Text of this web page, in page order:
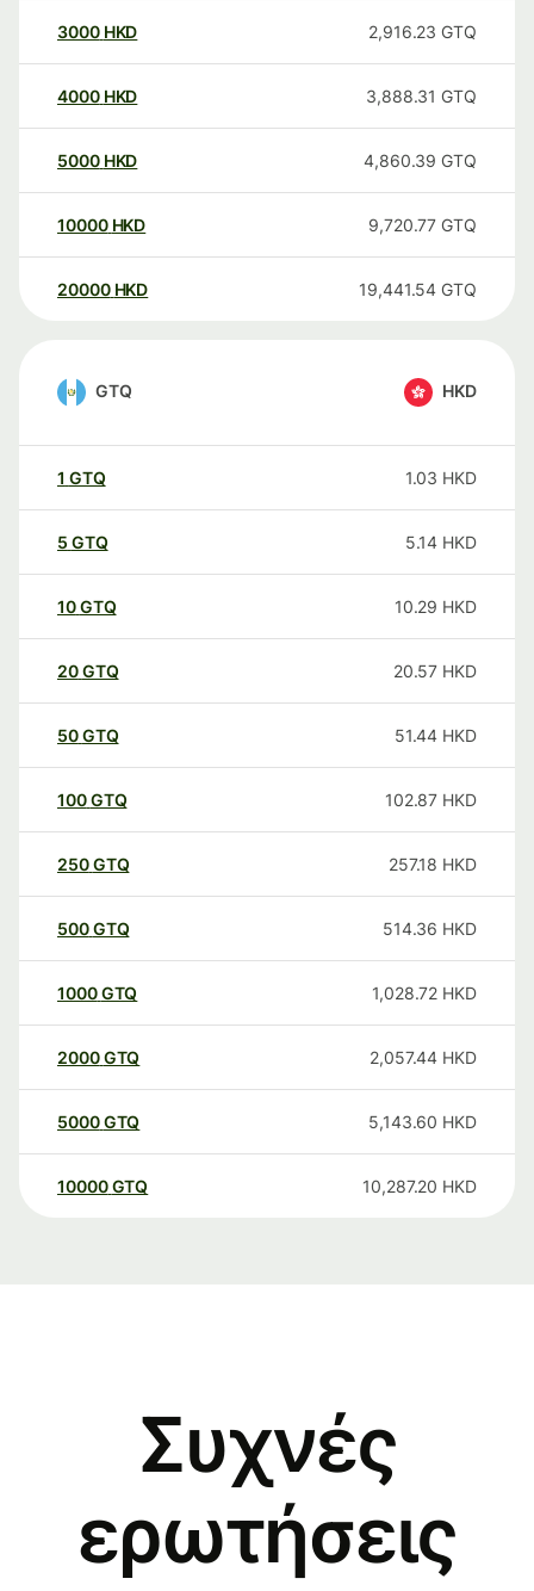
3000 HKD 2,916.23 GTQ
4000 HKD 3,888.31 GTQ
5000 HKD 4,860.39 GTQ
10000 HKD 9,720.77 GTQ
20000 HKD 19,441.54 GTQ
GTQ HKD
1 GTQ 1.03 HKD
5 GTQ 5.14 HKD
10GTQ 10.29 HKD
20GTQ 20.57 HKD
50GTQ 51.44 HKD
100GTQ 102.87 HKD
250GTQ 257.18 HKD
500GTQ 514.36 HKD
1000GTQ 1,028.72 HKD
2000GTQ 2,057.44 HKD
5000GTQ 5,143.60 HKD
10000 GTQ 10,287.20 HKD
Συχνές
ερωτήσεις